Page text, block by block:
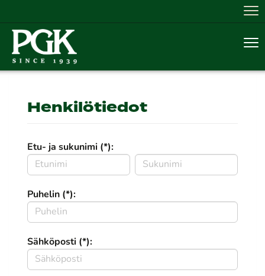
Henkilötiedot
Etu- ja sukunimi (*):
Puhelin (*):
Sähköposti (*):